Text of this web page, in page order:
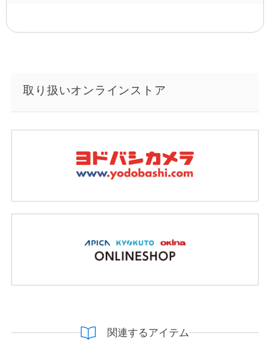
取り扱いオンラインストア
関連するアイテム